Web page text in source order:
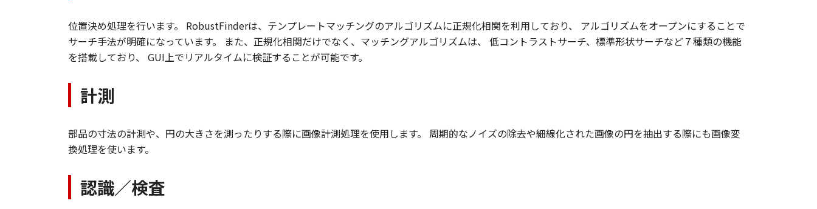
位置決め処理を行います。 RobustFinderは、テンプレートマッチングのアルゴリズムに正規化相関を利用しており、 アルゴリズムをオープンにすることで
サーチ手法が明確になっています。 また、正規化相関だけでなく、マッチングアルゴリズムは、 低コントラストサーチ、標準形状サーチなど７種類の機能
を搭載しており、 GUI上でリアルタイムに検証することが可能です。
計測
部品の寸法の計測や、円の大きさを測ったりする際に画像計測処理を使用します。 周期的なノイズの除去や細線化された画像の円を抽出する際にも画像変
換処理を使います。
認識／検査